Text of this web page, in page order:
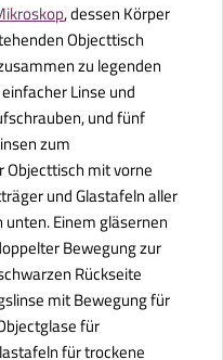
, dessen Körper
Objecttisch
zu legenden
Linse und
und fünf
zum
Objecttisch mit vorne
und Glastafeln aller
Einem gläsernen
Bewegung zur
Rückseite
mit Bewegung für
für
für trockene